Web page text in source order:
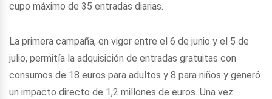
cupo máximo de 35 entradas diarias.
La primera campaña, en vigor entre el 6 de junio y el 5 de
julio, permitía la adquisición de entradas gratuitas con
consumos de 18 euros para adultos y 8 para niños y generó
un impacto directo de 1,2 millones de euros. Una vez